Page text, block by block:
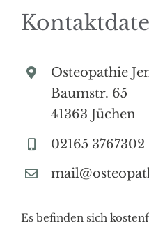
Osteopathie
Baumstr. 65
41363 Jüchen
02165 3767302
Es befinden sich